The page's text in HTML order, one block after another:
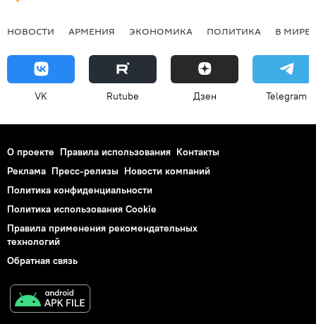
НОВОСТИ АРМЕНИЯ ЭКОНОМИКА ПОЛИТИКА В МИРЕ
VK Rutube Дзен Telegram
О проекте Правила использования Контакты
Реклама Пресс-релизы Новости компаний
Политика конфиденциальности
Политика использования Cookie
Правила применения рекомендательных
технологий
Обратная связь